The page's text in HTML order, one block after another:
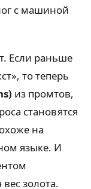
с машиной
Если раньше
то теперь
из промтов,
становятся
на
языке. И
золота.